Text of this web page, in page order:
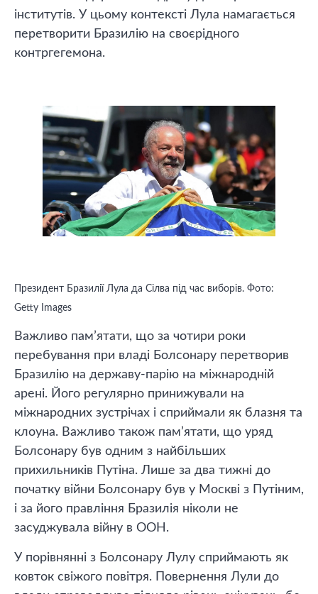
інститутів. У цьому контексті Лула намагається
перетворити Бразилію на своєрідного
контргегемона.
Президент Бразилії Лула да Сілва під час виборів. Фото:
Getty Images
Важливо пам’ятати, що за чотири роки
перебування при владі Болсонару перетворив
Бразилію на державу-парію на міжнародній
арені. Його регулярно принижували на
міжнародних зустрічах і сприймали як блазня та
клоуна. Важливо також пам’ятати, що уряд
Болсонару був одним з найбільших
прихильників Путіна. Лише за два тижні до
початку війни Болсонару був у Москві з Путіним,
і за його правління Бразилія ніколи не
засуджувала війну в ООН.
У порівнянні з Болсонару Лулу сприймають як
ковток свіжого повітря. Повернення Лули до